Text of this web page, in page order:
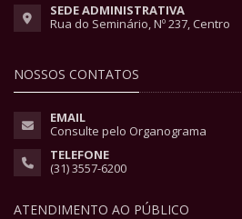
SEDE ADMINISTRATIVA
Rua do Seminário, Nº 237, Centro
NOSSOS CONTATOS
EMAIL
Consulte pelo Organograma
TELEFONE
(31) 3557-6200
ATENDIMENTO AO PÚBLICO